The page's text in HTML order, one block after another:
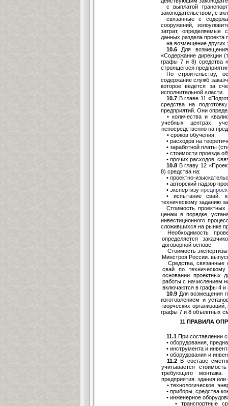
с выплатой
законодательством, с
связанные с
сооружений,
затрат, определяемые
данных раздела проекта
на возмещение других
10.6 Для
«Содержание дирекции
графы 7 и 8) средства
строящегося
По строительству, ос
содержание служб
которое ведется за
исполнительной власти.
10.7 В главе 11
средства на подготовк
предприятий. Они
• количества и
учебных центрах,
непосредственно на
• сроков обучения;
• расходов на
• заработной платы
• стоимости проезда
• прочих расходов,
10.8 В главу 12 «
8) средства на:
• проектно-
• авторский надзор
• экспертизу
• испытание свай,
техническому заданию
Стоимость
ценам в порядке,
инвестиционного
сложившихся на рынке
Необходимость
определяется
договорной основе.
Стоимость
Минстроя России.
Средства, связанные
свай по техническому
основании проектных
работы с начислением
включаются в графы 4 и
10.9 Для возмещения
изготовлением и
творческих
графы 7 и 8 объектных
11 ПРАВИЛА
11.1 При составлении
• оборудования,
• инструмента и
• оборудования и
11.2В составе
учитывается
требующего монтажа.
предприятия. здания
• технологическое,
• приборы, средства
• инженерное
• транспортные